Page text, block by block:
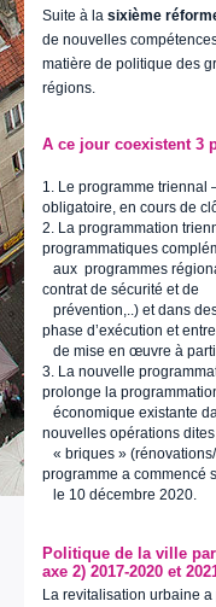
Suite à la sixième
de nouvelles
matière de politique des
régions.
A ce jour coexistent 3
1. Le programme triennal
obligatoire, en cours de
2. La programmation
programmatiques
aux programmes
contrat de sécurité et de
prévention,..) et dans
phase d’exécution et
de mise en œuvre à
3. La nouvelle
prolonge la
économique existante
nouvelles opérations dites
« briques »
programme a commencé
le 10 décembre 2020.
Politique de la ville
axe 2) 2017-2020 et
La revitalisation urbaine